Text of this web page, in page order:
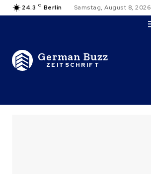
24.3 C Berlin Samstag, August 8, 2026
German Buzz
ZEITSCHRIFT